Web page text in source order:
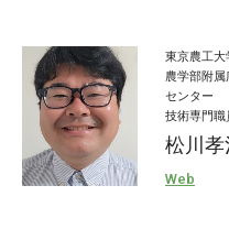
東京農工大
農学部附
センター
技術専門職
松川孝
Web